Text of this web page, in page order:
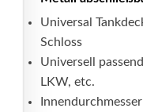
Universal
Schloss
Universell
LKW, etc.